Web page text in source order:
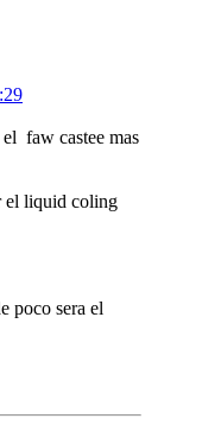
el faw castee mas
el liquid coling
poco sera el